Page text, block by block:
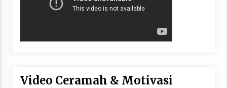
Video Ceramah & Motivasi